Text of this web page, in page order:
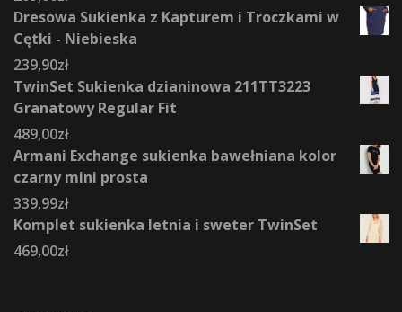
Dresowa Sukienka z Kapturem i Troczkami w
Cętki - Niebieska
239,90zł
TwinSet Sukienka dzianinowa 211TT3223
Granatowy Regular Fit
489,00zł
Armani Exchange sukienka bawełniana kolor
czarny mini prosta
339,99zł
Komplet sukienka letnia i sweter TwinSet
469,00zł